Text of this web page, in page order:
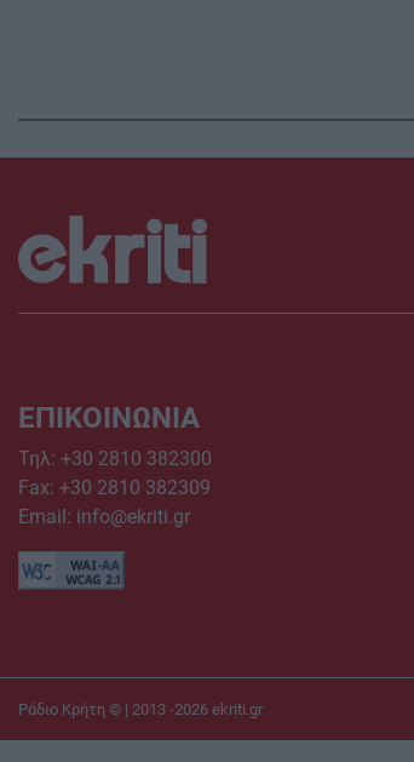
ΕΠΙΚΟΙΝΩΝΙΑ
Τηλ: +30 2810 382300
Fax: +30 2810 382309
Email: info@ekriti.gr
Ράδιο Κρήτη © | 2013 -2026 ekriti.gr